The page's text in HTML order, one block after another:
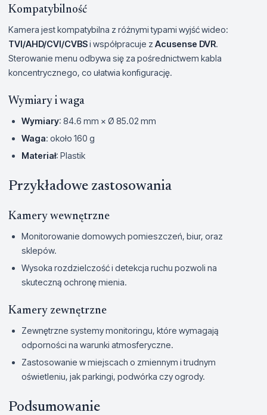
Kompatybilność
Kamera jest kompatybilna z różnymi typami wyjść wideo:
TVI/AHD/CVI/CVBSi współpracuje z Acusense DVR.
Sterowanie menu odbywa się za pośrednictwem kabla
koncentrycznego, co ułatwia konfigurację.
Wymiary i waga
Wymiary: 84.6 mm × Ø 85.02 mm
Waga: około 160 g
Materiał: Plastik
Przykładowe zastosowania
Kamery wewnętrzne
Monitorowanie domowych pomieszczeń, biur, oraz
sklepów.
Wysoka rozdzielczość i detekcja ruchu pozwoli na
skuteczną ochronę mienia.
Kamery zewnętrzne
Zewnętrzne systemy monitoringu, które wymagają
odporności na warunki atmosferyczne.
Zastosowanie w miejscach o zmiennym i trudnym
oświetleniu, jak parkingi, podwórka czy ogrody.
Podsumowanie